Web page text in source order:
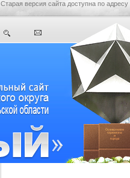
Старая версия сайта доступна по адресу